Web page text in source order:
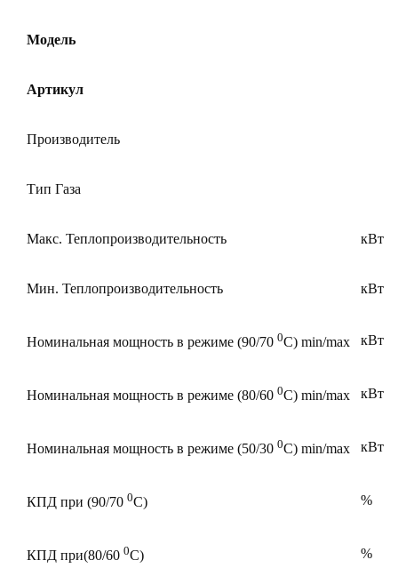
Модель
Артикул
Производитель
Тип Газа
Макс. Теплопроизводительность кВт
Мин. Теплопроизводительность кВт
Номинальная мощность в режиме (90/70 0С) min/max кВт
Номинальная мощность в режиме (80/60 0С) min/max кВт
Номинальная мощность в режиме (50/30 0С) min/max кВт
КПД при (90/70 0С) %
КПД при(80/60 0С) %